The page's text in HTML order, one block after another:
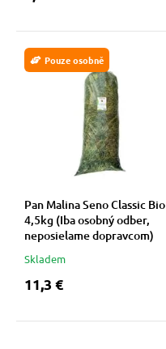
Pouze osobně
Pan Malina Seno Classic Bio
4,5kg (Iba osobný odber,
neposielame dopravcom)
Skladem
11,3 €